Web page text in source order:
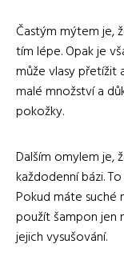
Častým mýtem je,
tím lépe. Opak je
může vlasy přetížit
malé množství a
pokožky.
Dalším omylem je,
každodenní bázi.
Pokud máte suché
použít šampon jen
jejich vysušování.